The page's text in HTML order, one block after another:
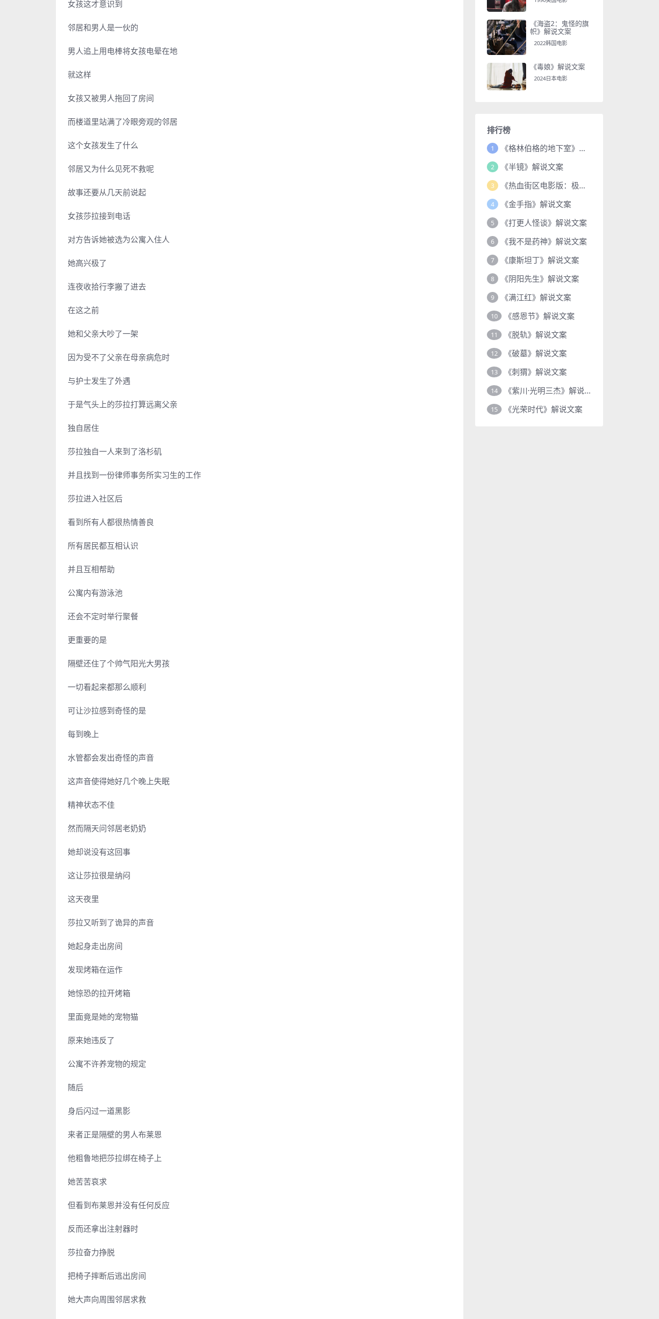
女孩这才意识到
邻居和男人是一伙的
男人追上用电棒将女孩电晕在地
就这样
女孩又被男人拖回了房间
而楼道里站满了冷眼旁观的邻居
这个女孩发生了什么
邻居又为什么见死不救呢
故事还要从几天前说起
女孩莎拉接到电话
对方告诉她被选为公寓入住人
她高兴极了
连夜收拾行李搬了进去
在这之前
她和父亲大吵了一架
因为受不了父亲在母亲病危时
与护士发生了外遇
于是气头上的莎拉打算远离父亲
独自居住
莎拉独自一人来到了洛杉矶
并且找到一份律师事务所实习生的工作
莎拉进入社区后
看到所有人都很热情善良
所有居民都互相认识
并且互相帮助
公寓内有游泳池
还会不定时举行聚餐
更重要的是
隔壁还住了个帅气阳光大男孩
一切看起来都那么顺利
可让沙拉感到奇怪的是
每到晚上
水管都会发出奇怪的声音
这声音使得她好几个晚上失眠
精神状态不佳
然而隔天问邻居老奶奶
她却说没有这回事
这让莎拉很是纳闷
这天夜里
莎拉又听到了诡异的声音
她起身走出房间
发现烤箱在运作
她惊恐的拉开烤箱
里面竟是她的宠物猫
原来她违反了
公寓不许养宠物的规定
随后
身后闪过一道黑影
来者正是隔壁的男人布莱恩
他粗鲁地把莎拉绑在椅子上
她苦苦哀求
但看到布莱恩并没有任何反应
反而还拿出注射器时
莎拉奋力挣脱
把椅子摔断后逃出房间
她大声向周围邻居求救
《海盗2：鬼怪的旗
帜》解说文案
2022韩国电影
《毒娘》解说文案
2024日本电影
排行榜
1 《格林伯格的地下室》解说文案
2 《半镜》解说文案
3 《热血街区电影版：极恶王续篇》解说文案
4 《金手指》解说文案
5 《打更人怪谈》解说文案
6 《我不是药神》解说文案
7 《康斯坦丁》解说文案
8 《阴阳先生》解说文案
9 《满江红》解说文案
10 《感恩节》解说文案
11 《脱轨》解说文案
12 《破墓》解说文案
13 《刺猬》解说文案
14 《紫川·光明三杰》解说文案
15 《光荣时代》解说文案